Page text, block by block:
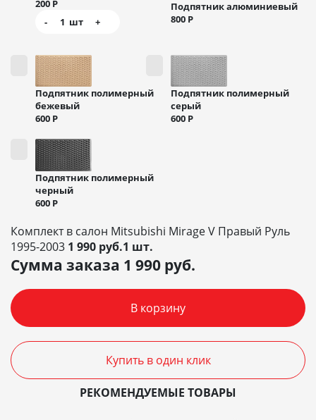
200 Р
-
1 шт +
Подпятник алюминиевый
800 Р
Подпятник полимерный
бежевый
600 Р
Подпятник полимерный
серый
600 Р
Подпятник полимерный
черный
600 Р
Комплект в салон Mitsubishi Mirage V Правый Руль
1995-2003 1 990 руб.1 шт.
Сумма заказа 1 990 руб.
В корзину
Купить в один клик
РЕКОМЕНДУЕМЫЕ ТОВАРЫ